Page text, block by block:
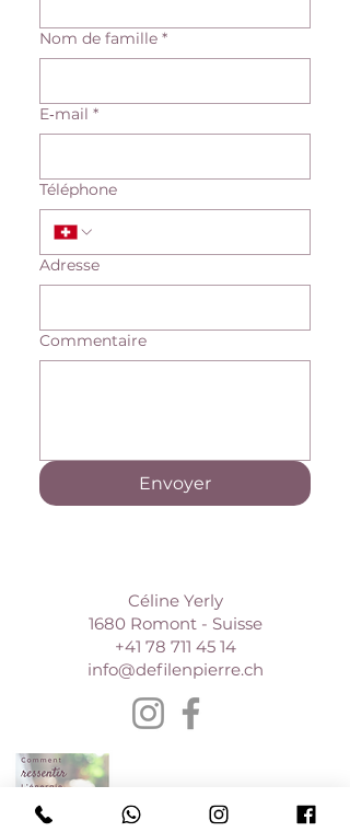
Nom de famille *
E‑mail *
Téléphone
Adresse
Commentaire
Envoyer
Céline Yerly
1680 Romont - Suisse
+41 78 711 45 14
info@defilenpierre.ch
E-book gratuit